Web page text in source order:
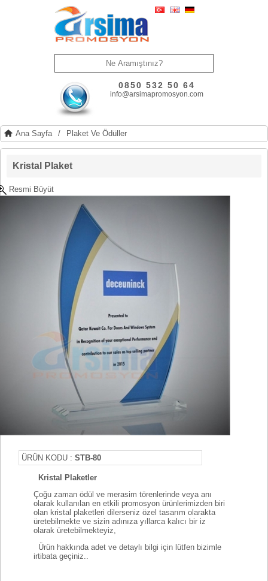
0850 532 50 64
info@arsimapromosyon.com
Ana Sayfa / Plaket Ve Ödüller
Kristal Plaket
Resmi Büyüt
ÜRÜN KODU : STB-80
Kristal Plaketler
Çoğu zaman ödül ve merasim törenlerinde veya anı
olarak kullanılan en etkili promosyon ürünlerimizden biri
olan kristal plaketleri dilerseniz özel tasarım olarakta
üretebilmekte ve sizin adınıza yıllarca kalıcı bir iz
olarak üretebilmekteyiz,
Ürün hakkında adet ve detaylı bilgi için lütfen bizimle
irtibata geçiniz..